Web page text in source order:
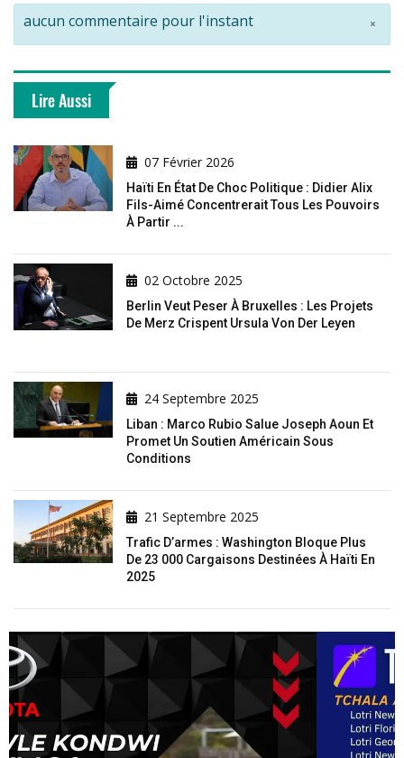
×
aucun commentaire pour l'instant
Lire Aussi
07 Février 2026
Haïti En État De Choc Politique : Didier Alix
Fils-Aimé Concentrerait Tous Les Pouvoirs
À Partir ...
02 Octobre 2025
Berlin Veut Peser À Bruxelles : Les Projets
De Merz Crispent Ursula Von Der Leyen
24 Septembre 2025
Liban : Marco Rubio Salue Joseph Aoun Et
Promet Un Soutien Américain Sous
Conditions
21 Septembre 2025
Trafic D’armes : Washington Bloque Plus
De 23 000 Cargaisons Destinées À Haïti En
2025